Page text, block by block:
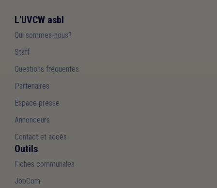
L'UVCW asbl
Qui sommes-nous?
Staff
Questions fréquentes
Partenaires
Espace presse
Annonceurs
Contact et accès
Outils
Fiches communales
JobCom